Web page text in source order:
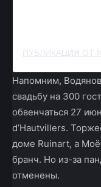
Напомним,
свадьбу на 300
обвенчаться 27
d’Hautvillers.
доме Ruinart, а
бранч. Но из-за
отменены.